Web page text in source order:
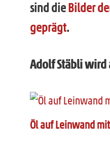
sind dieBilder
geprägt.
Adolf Stäbli wird
Öl auf Leinwand